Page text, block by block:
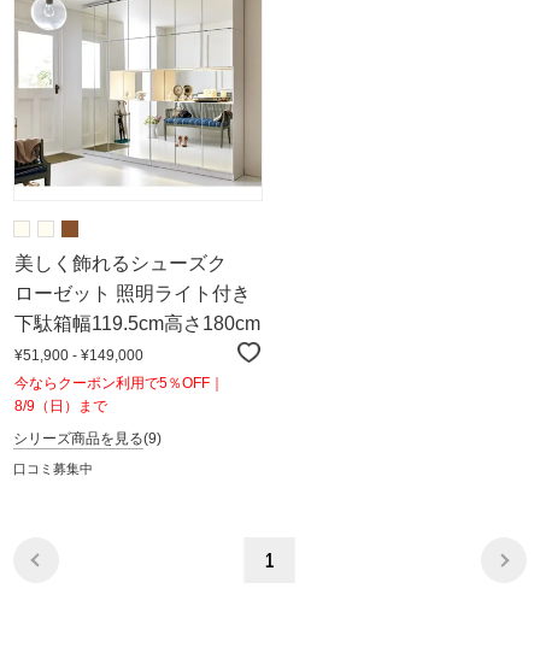
美しく飾れるシューズク
ローゼット 照明ライト付き
下駄箱幅119.5cm高さ180cm
¥51,900 - ¥149,000
今ならクーポン利用で5％OFF｜
8/9（日）まで
シリーズ商品を見る(9)
口コミ募集中
1